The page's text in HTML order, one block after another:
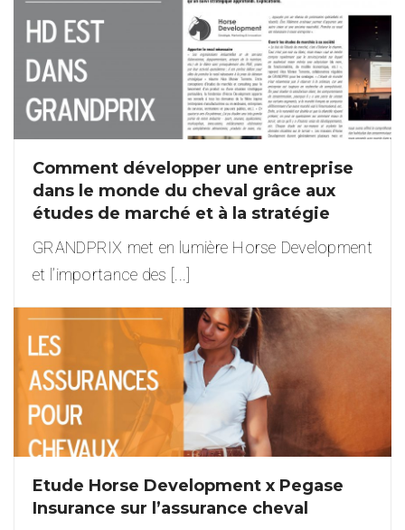
Comment développer une entreprise
dans le monde du cheval grâce aux
études de marché et à la stratégie
GRANDPRIX met en lumière Horse Development
et l’importance des [...]
Etude Horse Development x Pegase
Insurance sur l’assurance cheval